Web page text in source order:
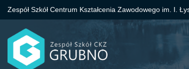
Przejdź
do
treści
Zespół Szkół Centrum Kształcenia Zawodowego im. I.